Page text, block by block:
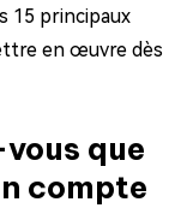
15 principaux
en œuvre dès
que
compte